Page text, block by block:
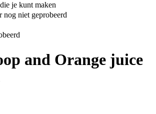
je kunt maken
nog niet geprobeerd
and Orange juice